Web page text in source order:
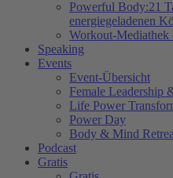
Powerful Body:21
energiegeladenen
Workout-Mediathek
Speaking
Events
Event-Übersicht
Female Leadership
Life Power
Power Day
Body & Mind
Podcast
Gratis